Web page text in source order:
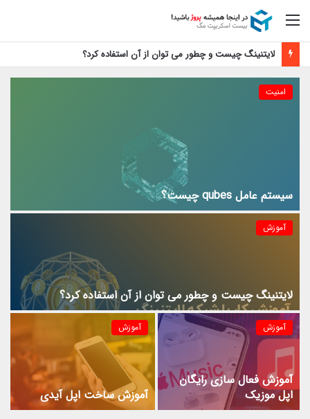
منو
لایتنینگ چیست و چطور می توان از آن استفاده کرد؟
امنیت
سیستم عامل qubes چیست؟
آموزش
لایتنینگ چیست و چطور می توان از آن استفاده کرد؟
آموزش
آموزش فعال سازی رایگان
اپل موزیک
آموزش
آموزش ساخت اپل آیدی